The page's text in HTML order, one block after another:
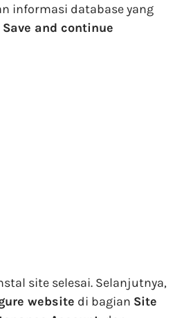
informasi database yang
Save and continue
site selesai. Selanjutnya,
website di bagian Site